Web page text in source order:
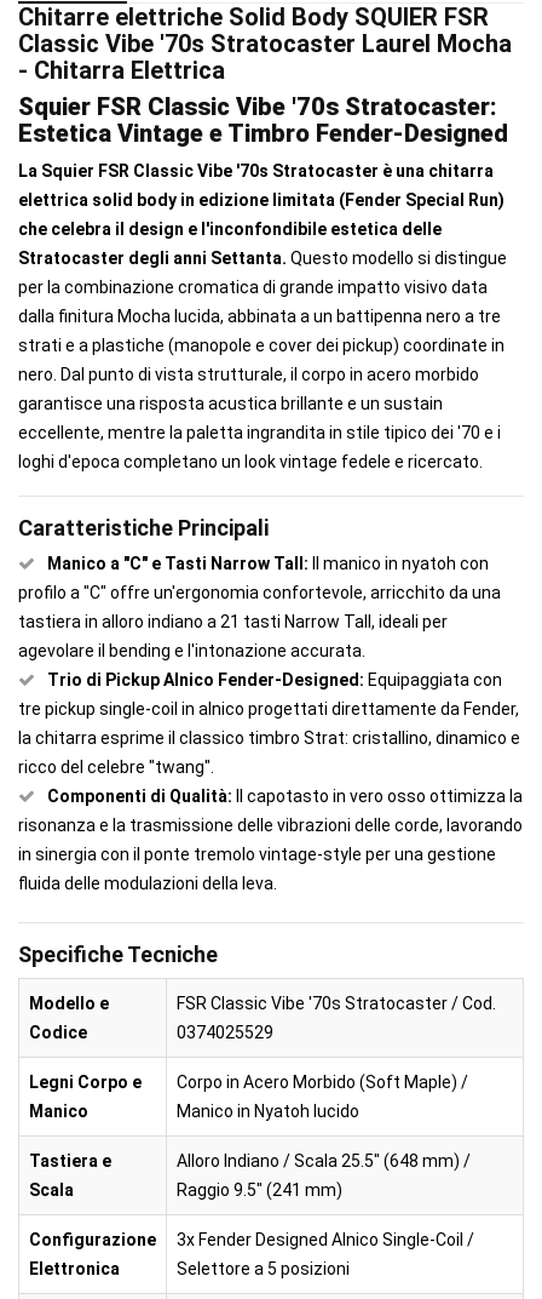
Chitarre elettriche Solid Body SQUIER FSR
Classic Vibe '70s Stratocaster Laurel Mocha
- Chitarra Elettrica
Squier FSR Classic Vibe '70s Stratocaster:
Estetica Vintage e Timbro Fender-Designed
La Squier FSR Classic Vibe '70s Stratocaster è una chitarra
elettrica solid body in edizione limitata (Fender Special Run)
che celebra il design e l'inconfondibile estetica delle
Stratocaster degli anni Settanta. Questo modello si distingue
per la combinazione cromatica di grande impatto visivo data
dalla finitura Mocha lucida, abbinata a un battipenna nero a tre
strati e a plastiche (manopole e cover dei pickup) coordinate in
nero. Dal punto di vista strutturale, il corpo in acero morbido
garantisce una risposta acustica brillante e un sustain
eccellente, mentre la paletta ingrandita in stile tipico dei '70 e i
loghi d'epoca completano un look vintage fedele e ricercato.
Caratteristiche Principali
Manico a "C" e Tasti Narrow Tall: Il manico in nyatoh con
profilo a "C" offre un'ergonomia confortevole, arricchito da una
tastiera in alloro indiano a 21 tasti Narrow Tall, ideali per
agevolare il bending e l'intonazione accurata.
Trio di Pickup Alnico Fender-Designed: Equipaggiata con
tre pickup single-coil in alnico progettati direttamente da Fender,
la chitarra esprime il classico timbro Strat: cristallino, dinamico e
ricco del celebre "twang".
Componenti di Qualità: Il capotasto in vero osso ottimizza la
risonanza e la trasmissione delle vibrazioni delle corde, lavorando
in sinergia con il ponte tremolo vintage-style per una gestione
fluida delle modulazioni della leva.
Specifiche Tecniche
Modello e
Codice
FSR Classic Vibe '70s Stratocaster / Cod.
0374025529
Legni Corpo e
Manico
Corpo in Acero Morbido (Soft Maple) /
Manico in Nyatoh lucido
Tastiera e
Scala
Alloro Indiano / Scala 25.5" (648 mm) /
Raggio 9.5" (241 mm)
Configurazione
Elettronica
3x Fender Designed Alnico Single-Coil /
Selettore a 5 posizioni